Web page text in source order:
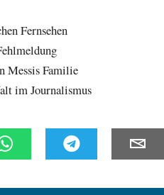
Fernsehen
Messis Familie
im Journalismus